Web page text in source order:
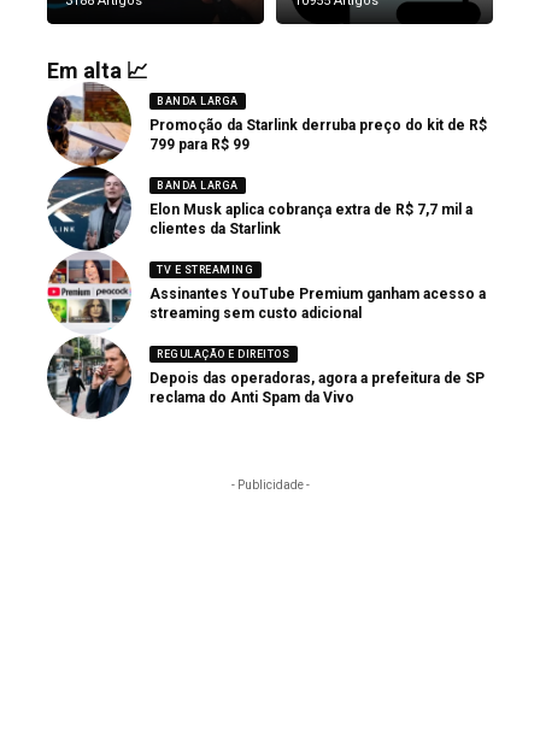
Em alta 📈
BANDA LARGA
Promoção da Starlink derruba preço do kit de R$
799 para R$ 99
BANDA LARGA
Elon Musk aplica cobrança extra de R$ 7,7 mil a
clientes da Starlink
TV E STREAMING
Assinantes YouTube Premium ganham acesso a
streaming sem custo adicional
REGULAÇÃO E DIREITOS
Depois das operadoras, agora a prefeitura de SP
reclama do Anti Spam da Vivo
- Publicidade -